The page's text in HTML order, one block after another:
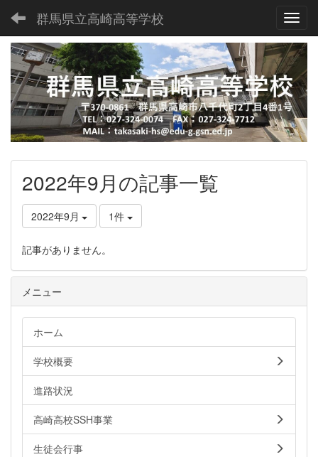
群馬県立高崎高等学校
2022年9月の記事一覧
2022年9月 1件
記事がありません。
メニュー
ホーム
学校概要
進路状況
高崎高校SSH事業
生徒会行事